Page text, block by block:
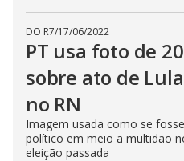
DO R7/17/06/2022
PT usa foto de
sobre ato de
no RN
Imagem usada como se
político em meio a multidão
eleição passada